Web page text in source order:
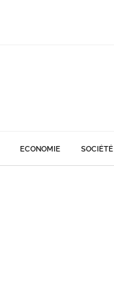
ECONOMIE SOCIÉTÉ